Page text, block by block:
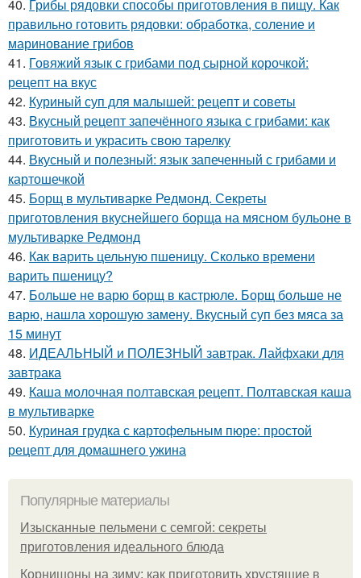
40. Грибы рядовки способы приготовления в пищу. Как
правильно готовить рядовки: обработка, соление и
маринование грибов
41. Говяжий язык с грибами под сырной корочкой:
рецепт на вкус
42. Куриный суп для малышей: рецепт и советы
43. Вкусный рецепт запечённого языка с грибами: как
приготовить и украсить свою тарелку
44. Вкусный и полезный: язык запеченный с грибами и
картошечкой
45. Борщ в мультиварке Редмонд. Секреты
приготовления вкуснейшего борща на мясном бульоне в
мультиварке Редмонд
46. Как варить цельную пшеницу. Сколько времени
варить пшеницу?
47. Больше не варю борщ в кастрюле. Борщ больше не
варю, нашла хорошую замену. Вкусный суп без мяса за
15 минут
48. ИДЕАЛЬНЫЙ и ПОЛЕЗНЫЙ завтрак. Лайфхаки для
завтрака
49. Каша молочная полтавская рецепт. Полтавская каша
в мультиварке
50. Куриная грудка с картофельным пюре: простой
рецепт для домашнего ужина
Популярные материалы
Изысканные пельмени с семгой: секреты
приготовления идеального блюда
Корнишоны на зиму: как приготовить хрустящие в